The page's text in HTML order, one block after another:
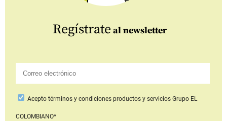
Regístrate al newsletter
Aceptotérminos y condiciones productos y serviciosGrupo EL
COLOMBIANO*